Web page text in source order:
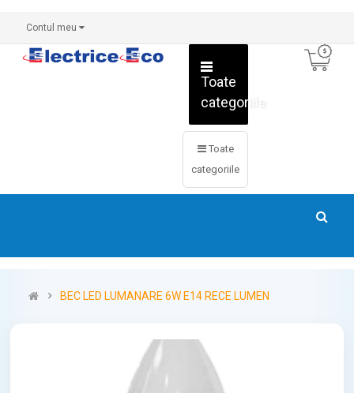
Contul meu
Toate
categoriile
Toate
categoriile
BEC LED LUMANARE 6W E14 RECE LUMEN